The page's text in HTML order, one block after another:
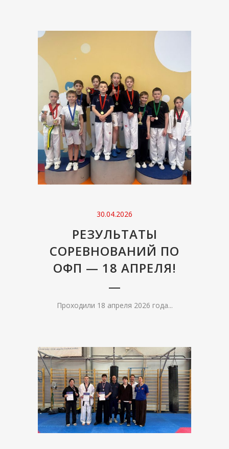
30.04.2026
РЕЗУЛЬТАТЫ
СОРЕВНОВАНИЙ ПО
ОФП — 18 АПРЕЛЯ!
Проходили 18 апреля 2026 года...